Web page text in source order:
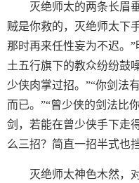
灭绝师太的两条长眉
贼是你救的，灭绝师太下
那时再来任性妄为不迟。
土五行旗下的教众纷纷鼓
少侠肉掌过招。”“你剑法
而已。”“曾少侠的剑法比
剑，若能在曾少侠手下走
么三招？简直一招半式也
灭绝师太神色木然，